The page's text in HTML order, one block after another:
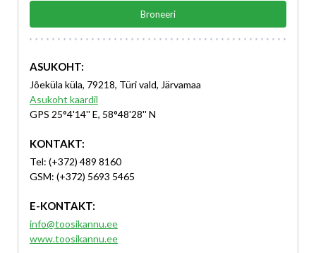
Broneeri
ASUKOHT:
Jõeküla küla, 79218, Türi vald, Järvamaa
Asukoht kaardil
GPS 25°4'14'' E, 58°48'28'' N
KONTAKT:
Tel: (+372) 489 8160
GSM: (+372) 5693 5465
E-KONTAKT:
info@toosikannu.ee
www.toosikannu.ee